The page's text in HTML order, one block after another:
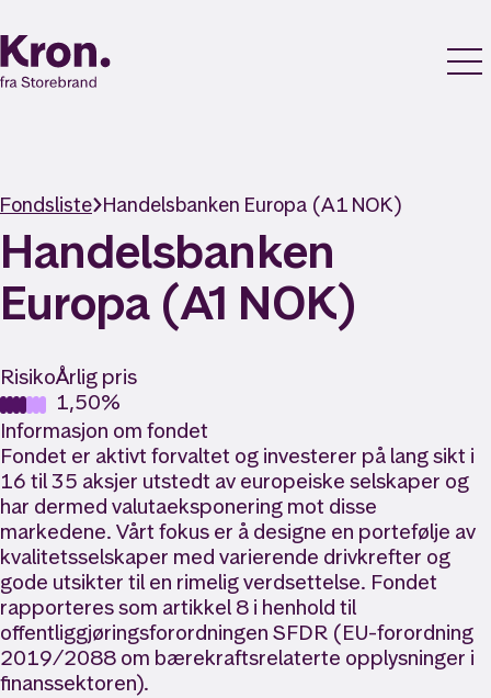
Fondsliste Handelsbanken Europa (A1 NOK)
Handelsbanken
Europa (A1 NOK)
RisikoÅrlig pris
1,50%
Informasjon om fondet
Fondet er aktivt forvaltet og investerer på lang sikt i
16 til 35 aksjer utstedt av europeiske selskaper og
har dermed valutaeksponering mot disse
markedene. Vårt fokus er å designe en portefølje av
kvalitetsselskaper med varierende drivkrefter og
gode utsikter til en rimelig verdsettelse. Fondet
rapporteres som artikkel 8 i henhold til
offentliggjøringsforordningen SFDR (EU-forordning
2019/2088 om bærekraftsrelaterte opplysninger i
finanssektoren).